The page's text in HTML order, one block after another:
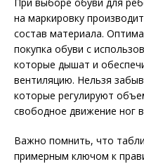
на маркировку
состав материала.
покупка обуви с
которые дышат и
вентиляцию. Нельзя
которые регулируют
свободное движение ног
Важно помнить, что
примерным ключом к